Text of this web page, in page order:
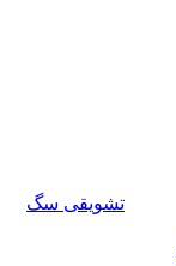
تشویقی سگ